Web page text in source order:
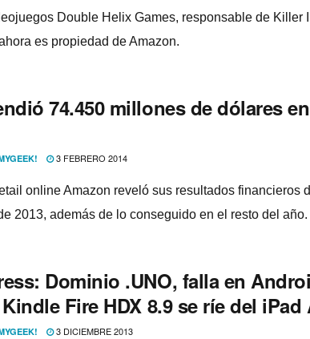
Double Helix Games, responsable de Killer
es propiedad de Amazon.
74.450 millones de dólares en
3 FEBRERO 2014
online Amazon reveló sus resultados financieros
2013, además de lo conseguido en el resto del año.
Dominio .UNO, falla en
Fire HDX 8.9 se rí­e del iPad
3 DICIEMBRE 2013